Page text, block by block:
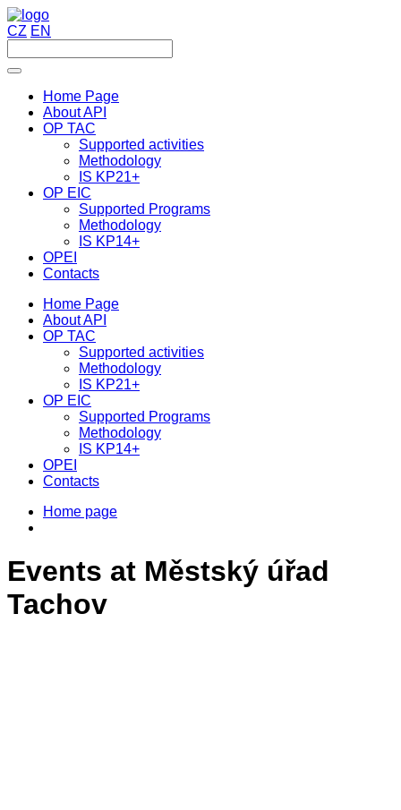
CZ EN
Home Page
About API
OP TAC
Supported activities
Methodology
IS KP21+
OP EIC
Supported Programs
Methodology
IS KP14+
OPEI
Contacts
Home Page
About API
OP TAC
Supported activities
Methodology
IS KP21+
OP EIC
Supported Programs
Methodology
IS KP14+
OPEI
Contacts
Home page
Events at Městský úřad
Tachov